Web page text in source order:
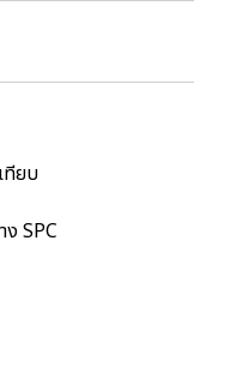
ทียบ
ง SPC